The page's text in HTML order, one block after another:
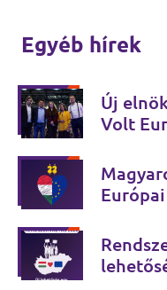
Egyéb hírek
Új
Volt